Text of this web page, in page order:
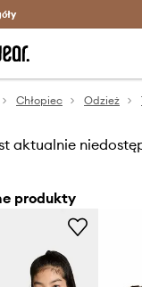
Oszczędzaj z Answear Club >
Chłopiec Odzież
aktualnie
produkty